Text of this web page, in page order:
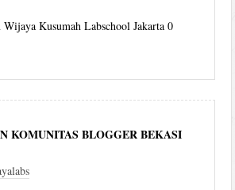
Wijaya Kusumah Labschool Jakarta 0
KOMUNITAS BLOGGER BEKASI